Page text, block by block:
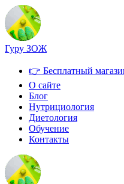
Перейти
к
содержимому
Гуру ЗОЖ
👉 Бесплатный
О сайте
Блог
Нутрициология
Диетология
Обучение
Контакты